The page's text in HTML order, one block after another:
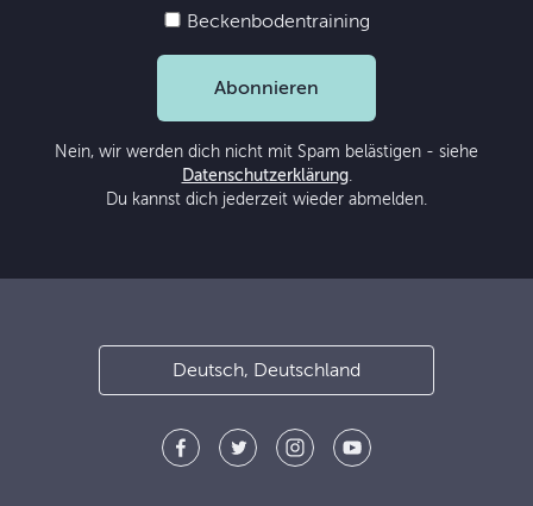
Beckenbodentraining
Abonnieren
Nein, wir werden dich nicht mit Spam belästigen - siehe
Datenschutzerklärung.
Du kannst dich jederzeit wieder abmelden.
Deutsch, Deutschland